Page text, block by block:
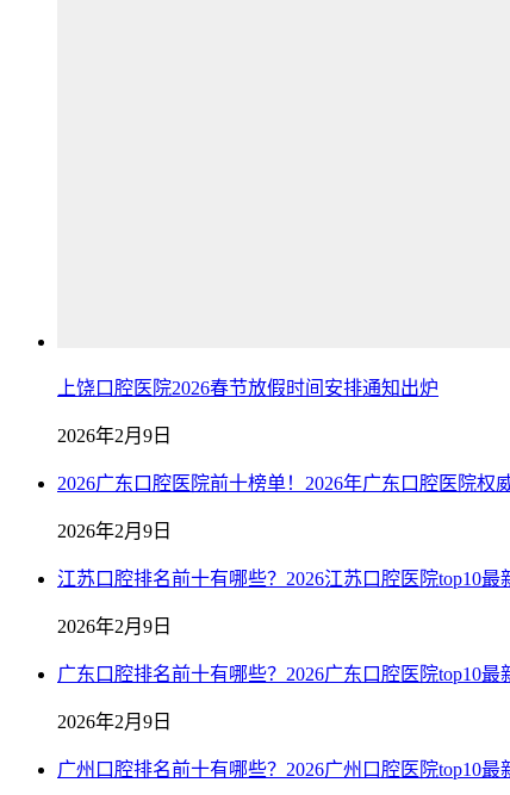
上饶口腔医院2026春节放假时间安排通知出炉
2026年2月9日
2026广东口腔医院前十榜单！2026年广东口腔医院权
2026年2月9日
江苏口腔排名前十有哪些？2026江苏口腔医院top10最
2026年2月9日
广东口腔排名前十有哪些？2026广东口腔医院top10最
2026年2月9日
广州口腔排名前十有哪些？2026广州口腔医院top10最